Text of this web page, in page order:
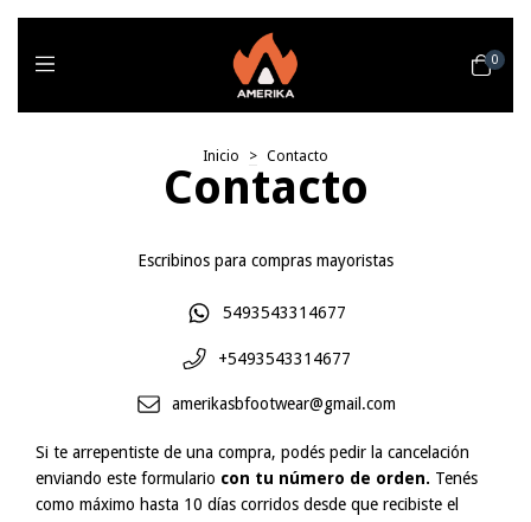
0
Inicio > Contacto
Contacto
Escribinos para compras mayoristas
5493543314677
+5493543314677
amerikasbfootwear@gmail.com
Si te arrepentiste de una compra, podés pedir la cancelación
enviando este formulario con tu número de orden. Tenés
como máximo hasta 10 días corridos desde que recibiste el